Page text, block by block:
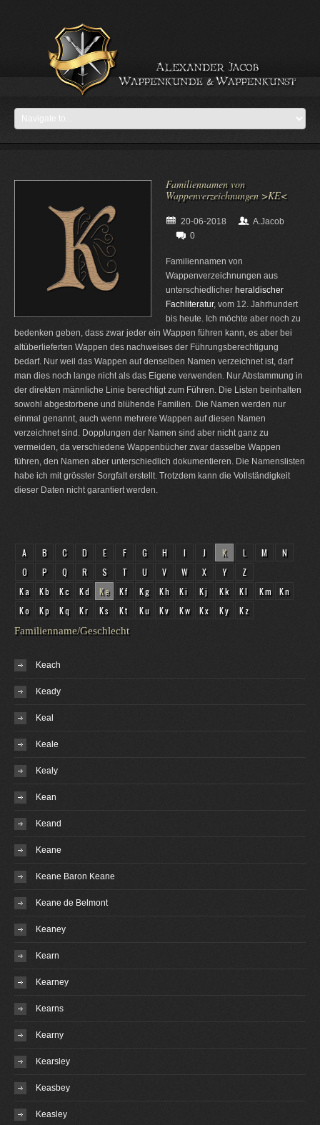
Familiennamen von
Wappenverzeichnungen >KE<
20-06-2018
A.Jacob
0
Familiennamen von
Wappenverzeichnungen aus
unterschiedlicher heraldischer
Fachliteratur, vom 12. Jahrhundert
bis heute. Ich möchte aber noch zu
bedenken geben, dass zwar jeder ein Wappen führen kann, es aber bei
altüberlieferten Wappen des nachweises der Führungsberechtigung
bedarf. Nur weil das Wappen auf denselben Namen verzeichnet ist, darf
man dies noch lange nicht als das Eigene verwenden. Nur Abstammung in
der direkten männliche Linie berechtigt zum Führen. Die Listen beinhalten
sowohl abgestorbene und blühende Familien. Die Namen werden nur
einmal genannt, auch wenn mehrere Wappen auf diesen Namen
verzeichnet sind. Dopplungen der Namen sind aber nicht ganz zu
vermeiden, da verschiedene Wappenbücher zwar dasselbe Wappen
führen, den Namen aber unterschiedlich dokumentieren. Die Namenslisten
habe ich mit grösster Sorgfalt erstellt. Trotzdem kann die Vollständigkeit
dieser Daten nicht garantiert werden.
A B C D E F G H I J K L M
N
O
P Q R S T U V W X Y
Z
Ka
Kb Kc Kd Ke Kf Kg Kh Ki Kj Kk Kl Km Kn
Ko
Kp Kq Kr Ks Kt Ku Kv Kw Kx Ky Kz
Familienname/Geschlecht
Keach
Keady
Keal
Keale
Kealy
Kean
Keand
Keane
Keane Baron Keane
Keane de Belmont
Keaney
Kearn
Kearney
Kearns
Kearny
Kearsley
Keasbey
Keasley